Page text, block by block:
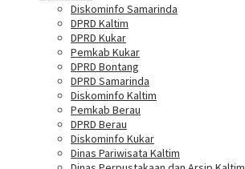
Diskominfo Samarinda
DPRD Kaltim
DPRD Kukar
Pemkab Kukar
DPRD Bontang
DPRD Samarinda
Diskominfo Kaltim
Pemkab Berau
DPRD Berau
Diskominfo Kukar
Dinas Pariwisata Kaltim